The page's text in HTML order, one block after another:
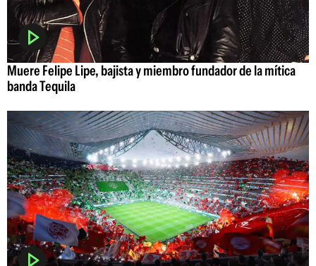
Muere Felipe Lipe, bajista y miembro fundador de la mítica
banda Tequila